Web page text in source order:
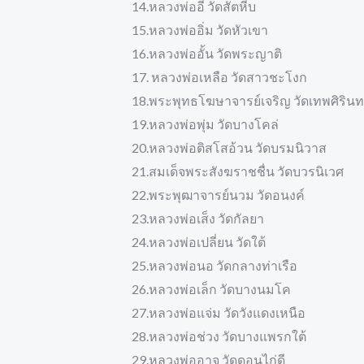
14.หลวงพ่ออี๋ วัดสัตหีบ
15.หลวงพ่ออิ่ม วัดหัวเขา
16.หลวงพ่ออั้น วัดพระญาติ
17. หลวงพ่อเหลือ วัดสาวชะโงก
18.พระพุทธโฆษาจารย์เจริญ วัดเทพศิริน
19.หลวงพ่อพุ่ม วัดบางโคล่
20.หลวงพ่อติสโสอ้วน วัดบรมนิวาส
21.สมเด็จพระสังฆราชชื่น วัดบวรนิเวศ
22.พระพุฒาจารย์นวม วัดอนงค์
23.หลวงพ่อเส็ง วัดกัลยา
24.หลวงพ่อเปลี่ยน วัดใต้
25.หลวงพ่อนอ วัดกลางท่าเรือ
26.หลวงพ่อเล็ก วัดบางนมโค
27.หลวงพ่อแจ่ม วัดวังแดงเหนือ
28.หลวงพ่อช่วง วัดบางแพรกใต้
29.หลวงพ่ออาจ วัดดอนไก่ดี